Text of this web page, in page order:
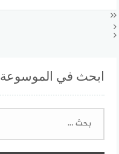
ابحث في الموسوعة
البحث